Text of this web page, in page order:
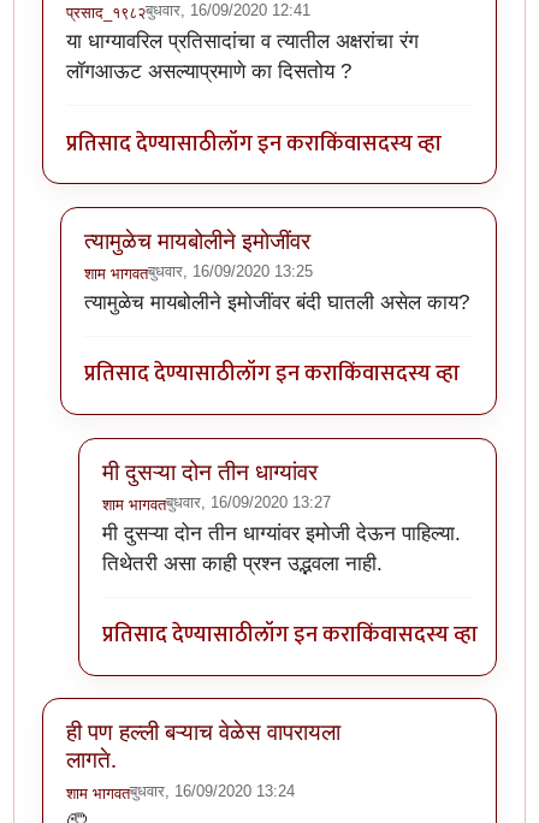
प्रसाद_१९८२बुधवार, 16/09/2020 12:41
या धाग्यावरिल प्रतिसादांचा व त्यातील अक्षरांचा रंग
लॉगआऊट असल्याप्रमाणे का दिसतोय ?
प्रतिसाद देण्यासाठीलॉग इन कराकिंवासदस्य व्हा
त्यामुळेच मायबोलीने इमोजींवर
शाम भागवतबुधवार, 16/09/2020 13:25
In reply toया धाग्यावरिल प्रतिसादांचा वbyप्रसाद_१९८२
त्यामुळेच मायबोलीने इमोजींवर बंदी घातली असेल काय?
प्रतिसाद देण्यासाठीलॉग इन कराकिंवासदस्य व्हा
मी दुसऱ्या दोन तीन धाग्यांवर
शाम भागवतबुधवार, 16/09/2020 13:27
In reply toत्यामुळेच मायबोलीने इमोजींवरbyशाम भागवत
मी दुसऱ्या दोन तीन धाग्यांवर इमोजी देऊन पाहिल्या.
तिथेतरी असा काही प्रश्न उद्भवला नाही.
प्रतिसाद देण्यासाठीलॉग इन कराकिंवासदस्य व्हा
ही पण हल्ली बऱ्याच वेळेस वापरायला
लागते.
शाम भागवतबुधवार, 16/09/2020 13:24